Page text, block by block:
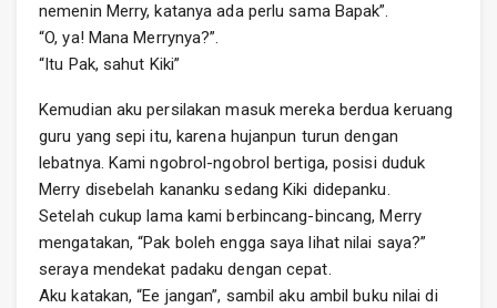
nemenin Merry, katanya ada perlu sama Bapak”.
“O, ya! Mana Merrynya?”.
“Itu Pak, sahut Kiki”
Kemudian aku persilakan masuk mereka berdua keruang
guru yang sepi itu, karena hujanpun turun dengan
lebatnya. Kami ngobrol-ngobrol bertiga, posisi duduk
Merry disebelah kananku sedang Kiki didepanku.
Setelah cukup lama kami berbincang-bincang, Merry
mengatakan, “Pak boleh engga saya lihat nilai saya?”
seraya mendekat padaku dengan cepat.
Aku katakan, “Ee jangan”, sambil aku ambil buku nilai di